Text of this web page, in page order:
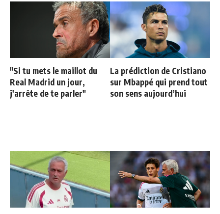
"Si tu mets le maillot du
Real Madrid un jour,
j'arrête de te parler"
La prédiction de Cristiano
sur Mbappé qui prend tout
son sens aujourd’hui